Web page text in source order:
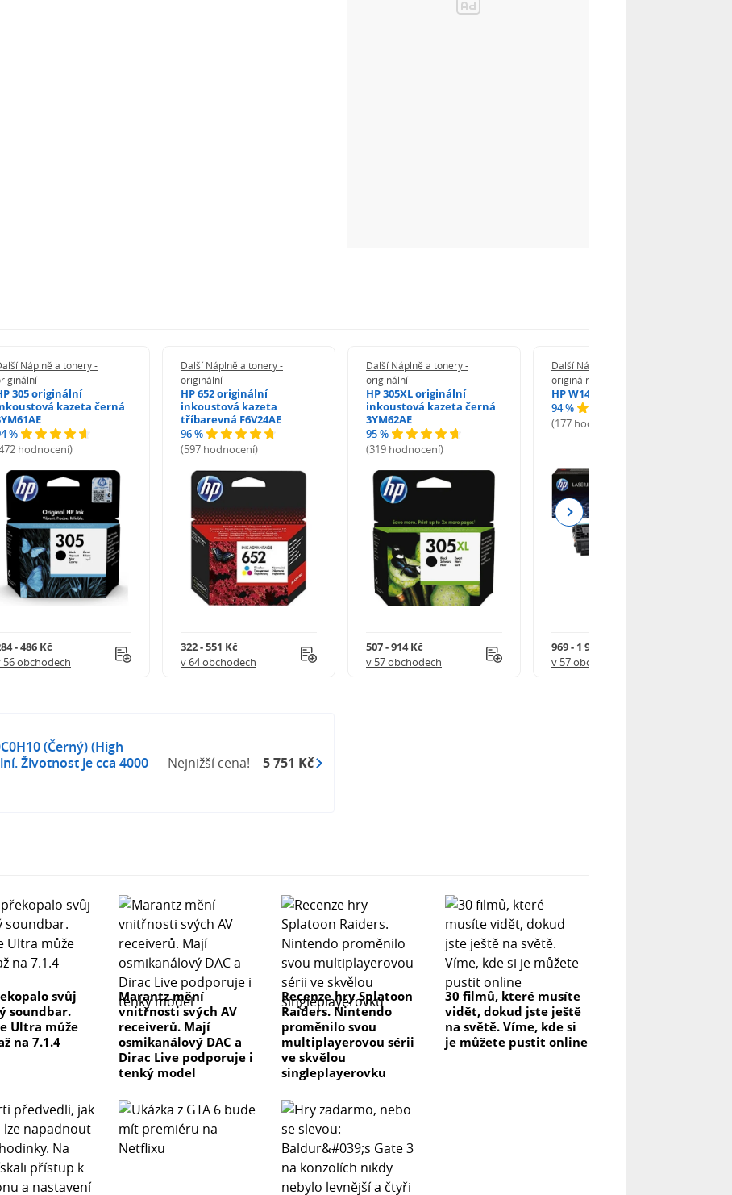
Náplně a tonery -
305 originální
kazeta černá
%
hodnocení)
- 486 Kč
56 obchodech
Další Náplně a tonery -
originální
HP 652 originální
inkoustová kazeta
tříbarevná F6V24AE
96 %
(597 hodnocení)
322 - 551 Kč
v 64 obchodech
Další Náplně a tonery -
originální
HP 305XL originální
inkoustová kazeta černá
3YM62AE
95 %
(319 hodnocení)
507 - 914 Kč
v 57 obchodech
Další Náplně a tonery -
originální
HP W1420A - originální
94 %
(177 hodnocení)
969 - 1 918 Kč
v 57 obchodech
Next
(Černý) (High
Životnost je cca 4000
Nejnižší cena! 5 751 Kč
svůj
soundbar.
Ultra může
na 7.1.4
Marantz mění
vnitřnosti svých AV
receiverů. Mají
osmikanálový DAC a
Dirac Live podporuje i
tenký model
Recenze hry Splatoon
Raiders. Nintendo
proměnilo svou
multiplayerovou sérii
ve skvělou
singleplayerovku
30 filmů, které musíte
vidět, dokud jste ještě
na světě. Víme, kde si
je můžete pustit online